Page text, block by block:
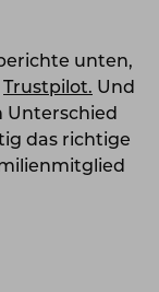
unten,
Trustpilot. Und
Unterschied
das richtige